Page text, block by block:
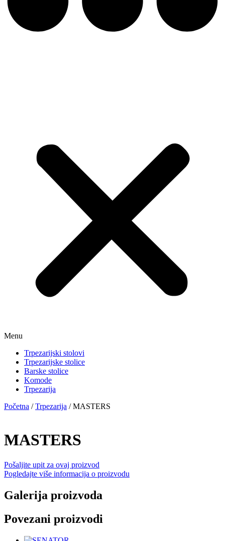
Menu
Trpezarijski stolovi
Trpezarijske stolice
Barske stolice
Komode
Trpezarija
Početna /Trpezarija / MASTERS
MASTERS
Pošaljite upit za ovaj proizvod
Pogledajte više informacija o proizvodu
Galerija proizvoda
Povezani proizvodi